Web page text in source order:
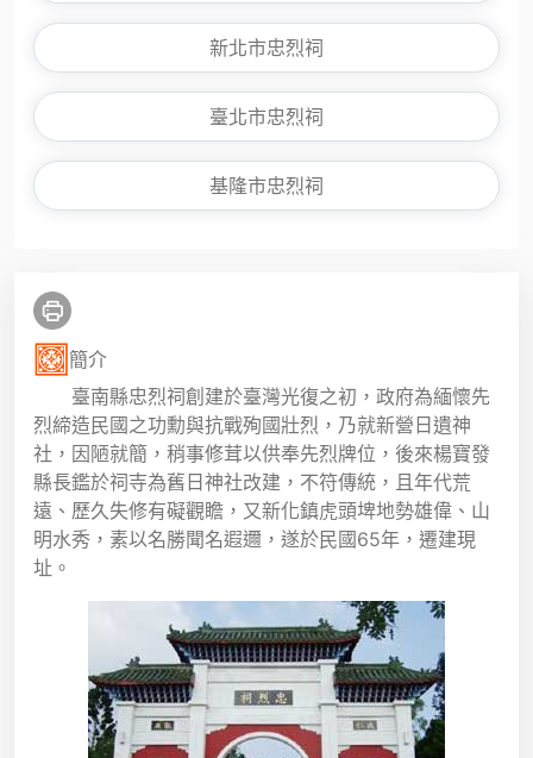
新北市忠烈祠
臺北市忠烈祠
基隆市忠烈祠
簡介
臺南縣忠烈祠創建於臺灣光復之初，政府為緬懷先
烈締造民國之功勳與抗戰殉國壯烈，乃就新營日遺神
社，因陋就簡，稍事修茸以供奉先烈牌位，後來楊寶發
縣長鑑於祠寺為舊日神社改建，不符傳統，且年代荒
遠、歷久失修有礙觀瞻，又新化鎮虎頭埤地勢雄偉、山
明水秀，素以名勝聞名遐邇，遂於民國65年，遷建現
址。